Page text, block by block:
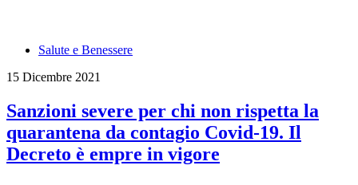
Salute e Benessere
15 Dicembre 2021
Sanzioni severe per chi non rispetta la
quarantena da contagio Covid-19. Il
Decreto è empre in vigore